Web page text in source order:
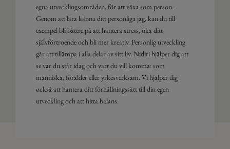
egna utvecklingsområden, för att växa som person.
Genom att lära känna ditt personliga jag, kan du till
exempel bli bättre på att hantera stress, öka ditt
självförtroende och bli mer kreativ. Personlig utveckling
går att tillämpa i alla delar av sitt liv. Nidiri hjälper dig att
se var du står idag och vart du vill komma: som
människa, förälder eller yrkesverksam. Vi hjälper dig
också att hantera ditt förhållningssätt till din egen
utveckling och att hitta balans.